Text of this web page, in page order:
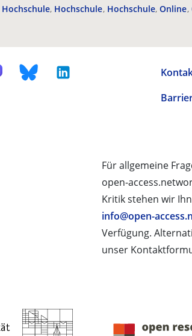
Hochschule Hochschule Hochschule Online
Für allgemeine
open-
Kritik stehen wir
info@open-
Verfügung.
unser